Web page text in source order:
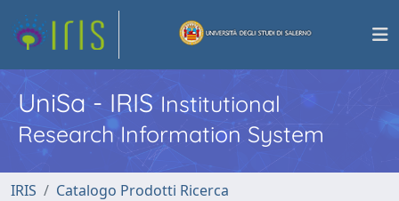
UniSa - IRISInstitutional
Research Information System
IRIS
Catalogo Prodotti Ricerca